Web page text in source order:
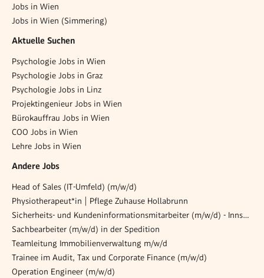
Jobs in Wien
Jobs in Wien (Simmering)
Aktuelle Suchen
Psychologie Jobs in Wien
Psychologie Jobs in Graz
Psychologie Jobs in Linz
Projektingenieur Jobs in Wien
Bürokauffrau Jobs in Wien
COO Jobs in Wien
Lehre Jobs in Wien
Andere Jobs
Head of Sales (IT-Umfeld) (m/w/d)
Physiotherapeut*in | Pflege Zuhause Hollabrunn
Sicherheits- und Kundeninformationsmitarbeiter (m/w/d) - Innsbruck
Sachbearbeiter (m/w/d) in der Spedition
Teamleitung Immobilienverwaltung m/w/d
Trainee im Audit, Tax und Corporate Finance (m/w/d)
Operation Engineer (m/w/d)